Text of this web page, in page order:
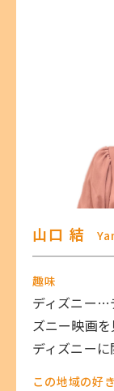
山口 結
趣味
ディズニー…
ズニー映画
ディズニー
この地域の好